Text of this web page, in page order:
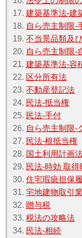
17.建築基準法‐建
18. 自ら売主制限‐
19.不当景品類及
20. 自ら売主制限‐自己
21.建築基準法‐容
22. 区分所有法
23.不動産登記法
24. 民法‐抵当権
25. 民法‐手付
26. 自ら売主制限‐
27. 民法‐根抵当権
28. 国土利用計画
29. 民法‐時効 取
30.住宅瑕疵担保
31.宅地建物取引
32. 贈与税
33.税法の攻略法
34. 民法‐相続